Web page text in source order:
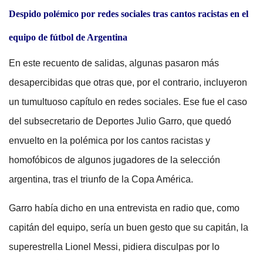
Despido polémico por redes sociales tras cantos racistas en el
equipo de fútbol de Argentina
En este recuento de salidas, algunas pasaron más
desapercibidas que otras que, por el contrario, incluyeron
un tumultuoso capítulo en redes sociales. Ese fue el caso
del subsecretario de Deportes Julio Garro, que quedó
envuelto en la polémica por los cantos racistas y
homofóbicos de algunos jugadores de la selección
argentina, tras el triunfo de la Copa América.
Garro había dicho en una entrevista en radio que, como
capitán del equipo, sería un buen gesto que su capitán, la
superestrella Lionel Messi, pidiera disculpas por lo